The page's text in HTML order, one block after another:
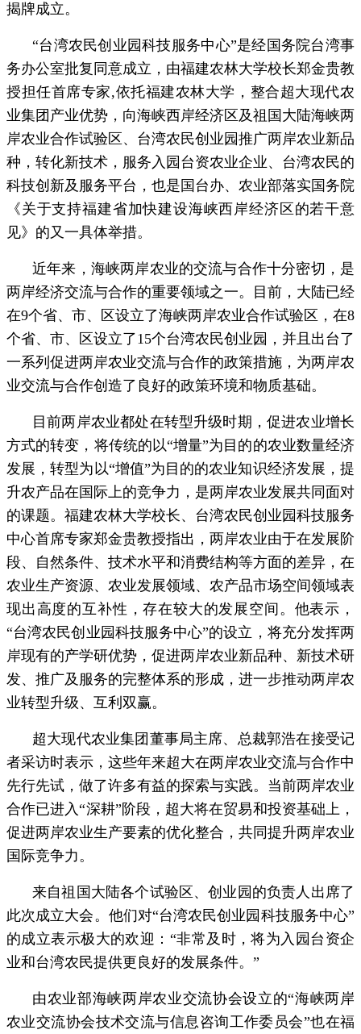
揭牌成立。
“台湾农民创业园科技服务中心”是经国务院台湾事
务办公室批复同意成立，由福建农林大学校长郑金贵教
授担任首席专家,依托福建农林大学，整合超大现代农
业集团产业优势，向海峡西岸经济区及祖国大陆海峡两
岸农业合作试验区、台湾农民创业园推广两岸农业新品
种，转化新技术，服务入园台资农业企业、台湾农民的
科技创新及服务平台，也是国台办、农业部落实国务院
《关于支持福建省加快建设海峡西岸经济区的若干意
见》的又一具体举措。
近年来，海峡两岸农业的交流与合作十分密切，是
两岸经济交流与合作的重要领域之一。目前，大陆已经
在9个省、市、区设立了海峡两岸农业合作试验区，在8
个省、市、区设立了15个台湾农民创业园，并且出台了
一系列促进两岸农业交流与合作的政策措施，为两岸农
业交流与合作创造了良好的政策环境和物质基础。
目前两岸农业都处在转型升级时期，促进农业增长
方式的转变，将传统的以“增量”为目的的农业数量经济
发展，转型为以“增值”为目的的农业知识经济发展，提
升农产品在国际上的竞争力，是两岸农业发展共同面对
的课题。福建农林大学校长、台湾农民创业园科技服务
中心首席专家郑金贵教授指出，两岸农业由于在发展阶
段、自然条件、技术水平和消费结构等方面的差异，在
农业生产资源、农业发展领域、农产品市场空间领域表
现出高度的互补性，存在较大的发展空间。他表示，
“台湾农民创业园科技服务中心”的设立，将充分发挥两
岸现有的产学研优势，促进两岸农业新品种、新技术研
发、推广及服务的完整体系的形成，进一步推动两岸农
业转型升级、互利双赢。
超大现代农业集团董事局主席、总裁郭浩在接受记
者采访时表示，这些年来超大在两岸农业交流与合作中
先行先试，做了许多有益的探索与实践。当前两岸农业
合作已进入“深耕”阶段，超大将在贸易和投资基础上，
促进两岸农业生产要素的优化整合，共同提升两岸农业
国际竞争力。
来自祖国大陆各个试验区、创业园的负责人出席了
此次成立大会。他们对“台湾农民创业园科技服务中心”
的成立表示极大的欢迎：“非常及时，将为入园台资企
业和台湾农民提供更良好的发展条件。”
由农业部海峡两岸农业交流协会设立的“海峡两岸
农业交流协会技术交流与信息咨询工作委员会”也在福